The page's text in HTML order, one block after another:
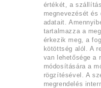
értékét, a
megnevezését
adatait.
tartalmazza a
érkezik meg, a
kötöttség alól. A
van lehetősége a
módosítására a
rögzítésével. A
megrendelés